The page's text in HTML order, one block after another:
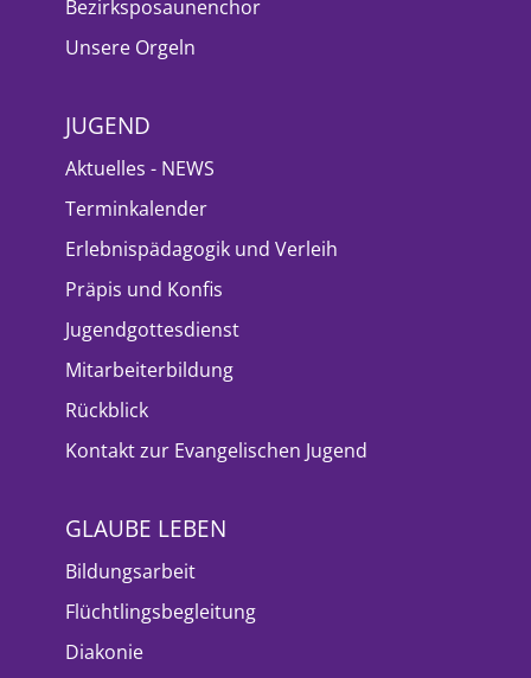
Bezirksposaunenchor
Unsere Orgeln
JUGEND
Aktuelles - NEWS
Terminkalender
Erlebnispädagogik und Verleih
Präpis und Konfis
Jugendgottesdienst
Mitarbeiterbildung
Rückblick
Kontakt zur Evangelischen Jugend
GLAUBE LEBEN
Bildungsarbeit
Flüchtlingsbegleitung
Diakonie